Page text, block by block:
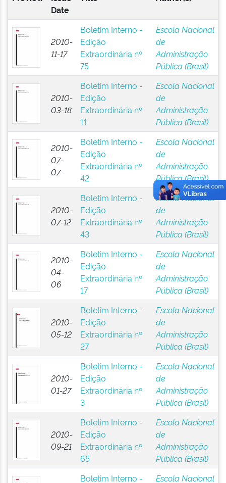
Date
2010-
11-17
Boletim Interno -
Edição
Extraordinária nº
75
Escola Nacional
de
Administração
Pública (Brasil)
2010-
03-18
Boletim Interno -
Edição
Extraordinária nº
11
Escola Nacional
de
Administração
Pública (Brasil)
2010-
07-
07
Boletim Interno -
Edição
Extraordinária nº
42
Escola Nacional
de
Administração
Pública (Brasil)
2010-
07-12
Boletim Interno -
Edição
Extraordinária nº
43
Escola Nacional
de
Administração
Pública (Brasil)
2010-
04-
06
Boletim Interno -
Edição
Extraordinária nº
17
Escola Nacional
de
Administração
Pública (Brasil)
2010-
05-12
Boletim Interno -
Edição
Extraordinária nº
27
Escola Nacional
de
Administração
Pública (Brasil)
2010-
01-27
Boletim Interno -
Edição
Extraordinária nº
3
Escola Nacional
de
Administração
Pública (Brasil)
2010-
09-21
Boletim Interno -
Edição
Extraordinária nº
65
Escola Nacional
de
Administração
Pública (Brasil)
Boletim Interno -
Escola Nacional